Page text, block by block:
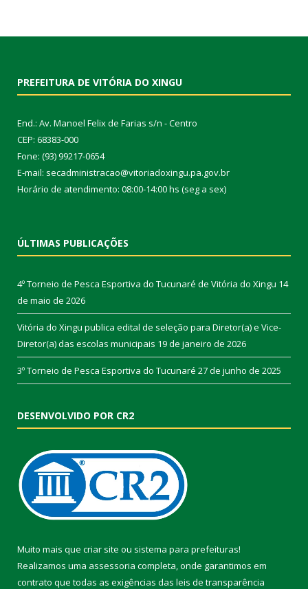
PREFEITURA DE VITÓRIA DO XINGU
End.: Av. Manoel Felix de Farias s/n - Centro
CEP: 68383-000
Fone: (93) 99217-0654
E-mail: secadministracao@vitoriadoxingu.pa.gov.br
Horário de atendimento: 08:00-14:00 hs (seg a sex)
ÚLTIMAS PUBLICAÇÕES
4º Torneio de Pesca Esportiva do Tucunaré de Vitória do Xingu 14
de maio de 2026
Vitória do Xingu publica edital de seleção para Diretor(a) e Vice-
Diretor(a) das escolas municipais 19 de janeiro de 2026
3º Torneio de Pesca Esportiva do Tucunaré 27 de junho de 2025
DESENVOLVIDO POR CR2
Muito mais que criar site ou sistema para prefeituras!
Realizamos uma assessoria completa, onde garantimos em
contrato que todas as exigências das leis de transparência